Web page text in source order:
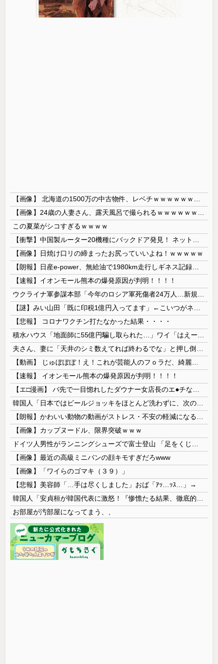
この夏菜がシコすぎるｗｗｗｗ
【画像】日焼け口リの締まったお尻っていいよね！ｗｗｗｗｗ
【速報】イオンモール熊本の爆発原因が判明！！！！
【悲報】 コロナワクチン打たなかった結果・・・・
【速報】 イオンモール熊本の爆発原因が判明！！！！
【画像】カップヌードル、限界突破ｗｗｗ
【画像】最近の高級ミニバンの顔キモすぎだろwww
【画像】「ワイらのゴマキ（３９）」
【悲報】美容師「…手は尽くしました」おば「ｱｯ…ｯｽ…」→
お部屋が汚部屋になってまう、、